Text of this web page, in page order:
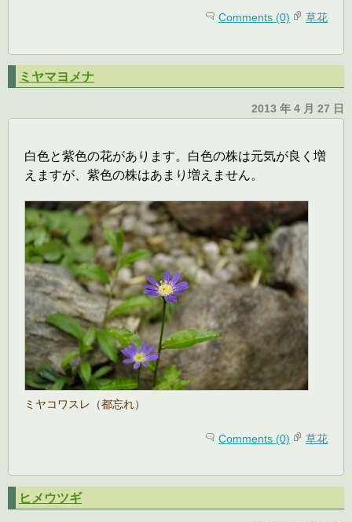
Comments (0) 草花
ミヤマヨメナ
2013 年 4 月 27 日
白色と紫色の花があります。白色の株は元気が良く増
えますが、紫色の株はあまり増えません。
ミヤコワスレ（都忘れ）
Comments (0) 草花
ヒメウツギ